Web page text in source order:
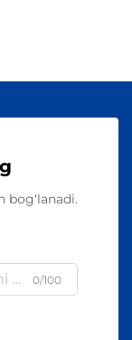
bog‘lanadi.
0/100